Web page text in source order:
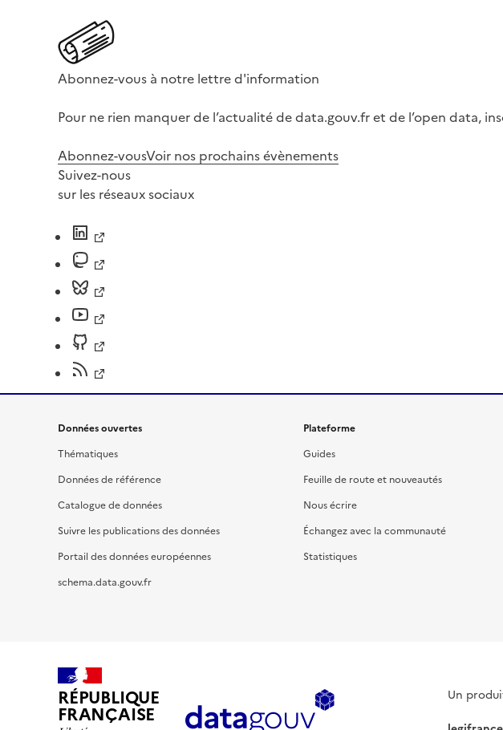
Abonnez-vous à notre lettre d'information
Pour ne rien manquer de l’actualité de data.gouv.fr et de l’open data,
Abonnez-vousVoir nos prochains évènements
Suivez-nous
sur les réseaux sociaux
Données ouvertes
Thématiques
Données de référence
Catalogue de données
Suivre les publications des données
Portail des données européennes
schema.data.gouv.fr
Plateforme
Guides
Feuille de route et nouveautés
Nous écrire
Échangez avec la communauté
Statistiques
RÉPUBLIQUE
FRANÇAISE
Un